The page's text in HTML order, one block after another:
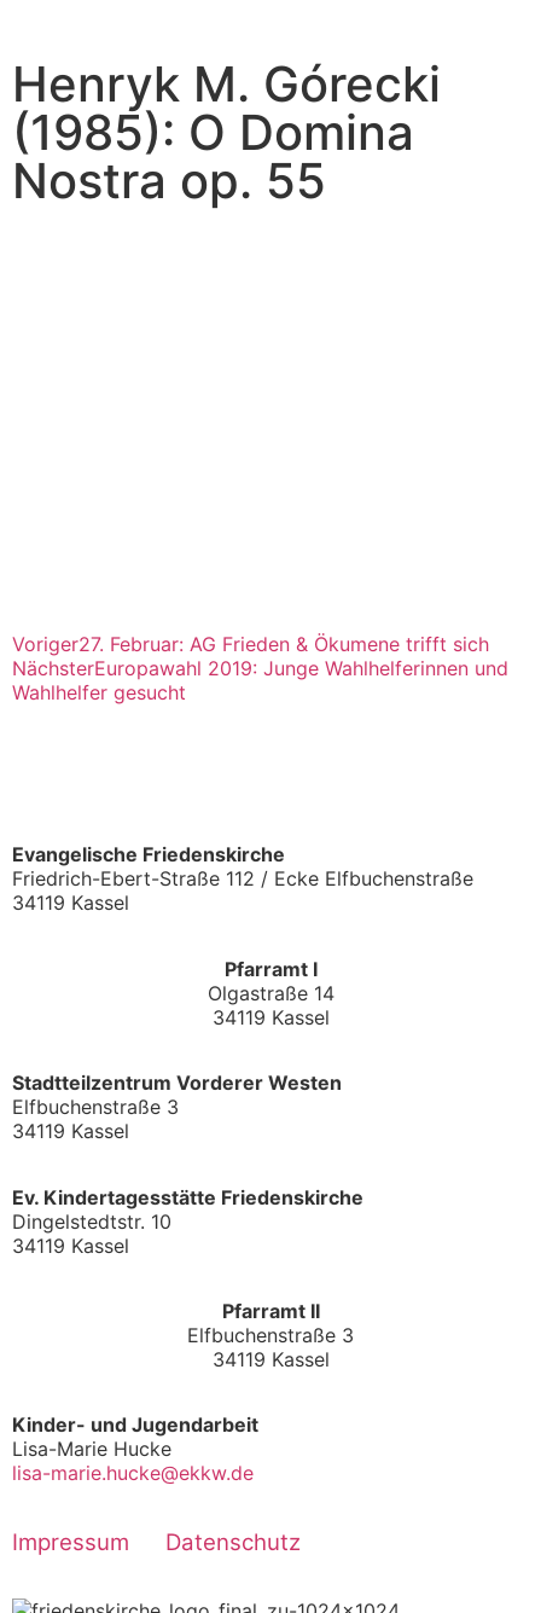
Henryk M. Górecki
(1985): O Domina
Nostra op. 55
Voriger27. Februar: AG Frieden & Ökumene trifft sich
NächsterEuropawahl 2019: Junge Wahlhelferinnen und
Wahlhelfer gesucht
Evangelische Friedenskirche
Friedrich-Ebert-Straße 112 / Ecke Elfbuchenstraße
34119 Kassel
Pfarramt I
Olgastraße 14
34119 Kassel
Stadtteilzentrum Vorderer Westen
Elfbuchenstraße 3
34119 Kassel
Ev. Kindertagesstätte Friedenskirche
Dingelstedtstr. 10
34119 Kassel
Pfarramt II
Elfbuchenstraße 3
34119 Kassel
Kinder- und Jugendarbeit
Lisa-Marie Hucke
lisa-marie.hucke@ekkw.de
Impressum Datenschutz